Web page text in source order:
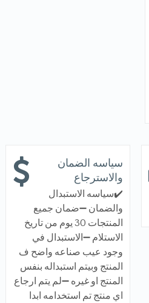
سياسه الضمان
والاسترجاع
✔️سياسه الاستبدال
والضمان ➖ضمان جميع
المنتجات 30 يوم من تاريخ
الاستلام ➖الاستبدال في
وجود عيب صناعه واضح ف
المنتج وبيتم استبداله بنفس
المنتج او غيره ➖لم يتم ارجاع
اي منتج تم استخدامه ابدا